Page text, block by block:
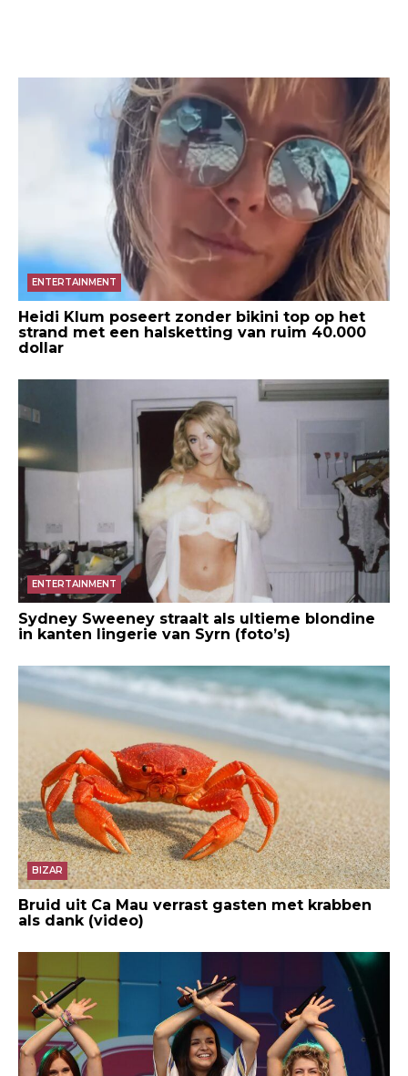
ENTERTAINMENT
Heidi Klum poseert zonder bikini top op het
strand met een halsketting van ruim 40.000
dollar
ENTERTAINMENT
Sydney Sweeney straalt als ultieme blondine
in kanten lingerie van Syrn (foto’s)
BIZAR
Bruid uit Ca Mau verrast gasten met krabben
als dank (video)